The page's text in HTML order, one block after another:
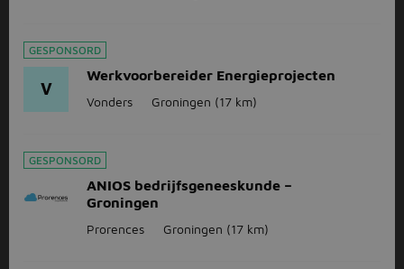
GESPONSORD
V
Werkvoorbereider Energieprojecten
Vonders Groningen (17 km)
GESPONSORD
ANIOS bedrijfsgeneeskunde –
Groningen
Prorences Groningen (17 km)